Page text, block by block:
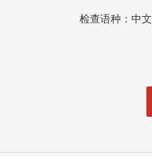
检查语种：中文